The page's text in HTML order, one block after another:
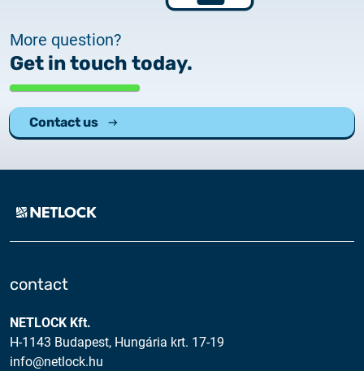
More question?
Get in touch today.
Contact us
contact
NETLOCK Kft.
H-1143 Budapest, Hungária krt. 17-19
info@netlock.hu